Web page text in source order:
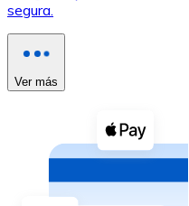
XRP
Ver todo
Compra
Comprar con efectivo
segura.
Ver más